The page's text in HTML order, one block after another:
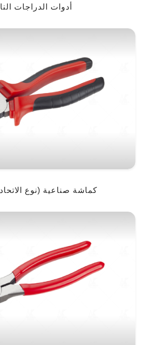
أدوات الدراجات
كماشة صناعية (نوع